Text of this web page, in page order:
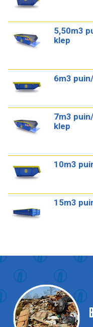
5,50m3
klep
6m3
7m3
klep
10m3
15m3